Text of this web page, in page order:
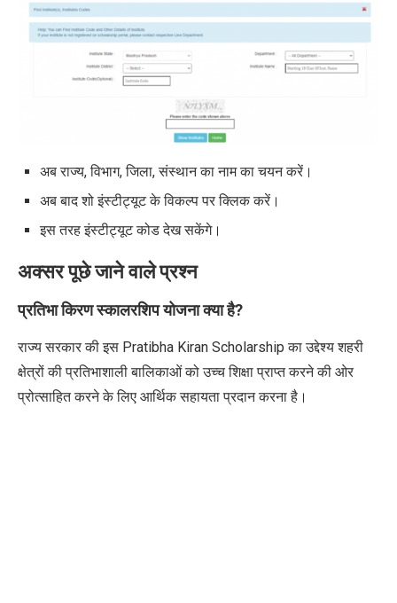
अब राज्य, विभाग, जिला, संस्थान का नाम का चयन करें।
अब बाद शो इंस्टीट्यूट के विकल्प पर क्लिक करें।
इस तरह इंस्टीट्यूट कोड देख सकेंगे।
अक्सर पूछे जाने वाले प्रश्न
प्रतिभा किरण स्कालरशिप योजना क्या है?
राज्य सरकार की इस Pratibha Kiran Scholarship का उद्देश्य शहरी
क्षेत्रों की प्रतिभाशाली बालिकाओं को उच्च शिक्षा प्राप्त करने की ओर
प्रोत्साहित करने के लिए आर्थिक सहायता प्रदान करना है।